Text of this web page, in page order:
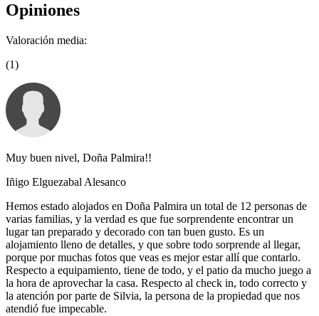
Opiniones
Valoración media:
(1)
Muy buen nivel, Doña Palmira!!
Iñigo Elguezabal Alesanco
Hemos estado alojados en Doña Palmira un total de 12 personas de
varias familias, y la verdad es que fue sorprendente encontrar un
lugar tan preparado y decorado con tan buen gusto. Es un
alojamiento lleno de detalles, y que sobre todo sorprende al llegar,
porque por muchas fotos que veas es mejor estar allí que contarlo.
Respecto a equipamiento, tiene de todo, y el patio da mucho juego a
la hora de aprovechar la casa. Respecto al check in, todo correcto y
la atención por parte de Silvia, la persona de la propiedad que nos
atendió fue impecable.